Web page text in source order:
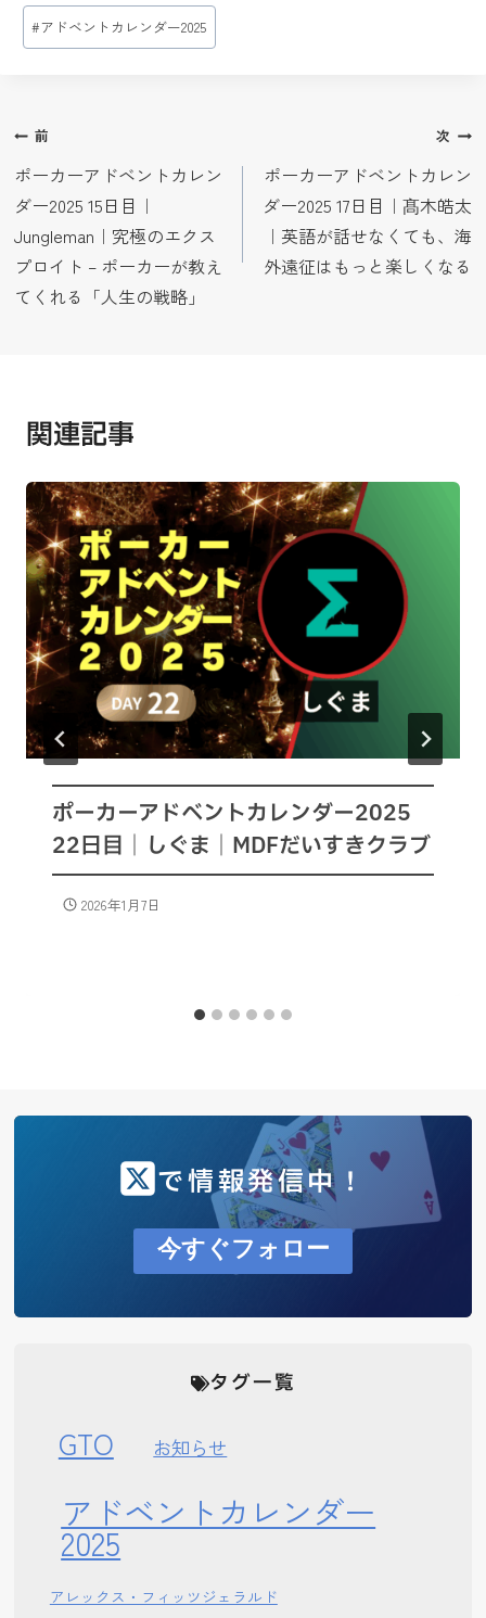
投
稿
#アドベントカレンダー2025
投
稿
ナ
ビ
ゲ
ョ
ン
前
ポーカーアドベントカレン
ダー2025 15日目｜
Jungleman｜究極のエクス
プロイト – ポーカーが教え
てくれる「人生の戦略」
次
ポーカーアドベントカレン
ダー2025 17日目｜髙木皓太
｜英語が話せなくても、海
外遠征はもっと楽しくなる
関連記事
ポーカーアドベントカレンダー2025
22日目｜しぐま｜MDFだいすきクラブ
2026年1月7日
で情報発信中！
今すぐフォロー
タグ一覧
GTO お知らせ
アドベントカレンダー
2025
アレックス・フィッツジェラルド